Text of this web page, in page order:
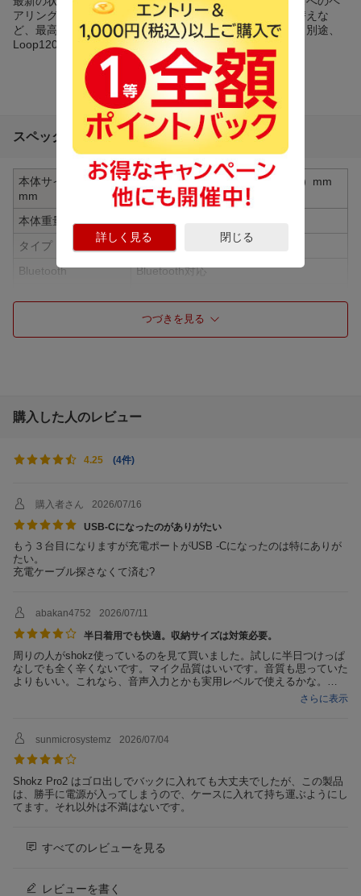
詳しく見る 閉じる
アリングや、プロンプト言語の変更、イコライザの切り替えな
ど、最高のパフォーマンスを発揮できるようにします。※別途、
Loop120(別売)が必要です。
スペック詳細
本体サイズ(H×W×D)
mm
約103（W）×146（H）×106（D）mm
(マイク使用時)
本体重量
約35g
タイプ
骨伝導型
Bluetooth
Bluetooth対応
ファイル
A2DP、AVRCP、HSP、HFP
充電端子
急速充電(mm分充電/
mm分再生)
5分充電/120分再生
感度
96 ± 3dB
再生周波数帯域
防水・防滴
防水対応
リモコン・マイク
マイク対応
付属品
OpenComm2 2025 Upgrade、キャリン
グケース、充電用ケーブル（USB-C to U
SB-C）、ユーザガイド類、保証書
つづきを見る
購入した人のレビュー
4.25 (4件)
購入者さん
2026/07/16
USB-Cになったのがありがたい
もう３台目になりますが充電ポートがUSB -Cになったのは特にありが
たい。
充電ケーブル探さなくて済む?
abakan4752
2026/07/11
半日着用でも快適。収納サイズは対策必要。
周りの人がshokz使っているのを見て買いました。試しに半日つけっぱ
なしでも全く辛くないです。マイク品質はいいです。音質も思っていた
よりもいい。これなら、音声入力とかも実用レベルで使えるかな。
モノ自体はいいのですが、収納ケースが大きすぎます。絶対に壊さな
い!!という意思は感じますが、自分の普段使っているガジェットポーチ
しょうがないので、適当なウレタン袋に入れて使っています。
さらに表示
sunmicrosystemz 2026/07/04
Shokz Pro2 はゴロ出しでバックに入れても大丈夫でしたが、この製品
は、勝手に電源が入ってしまうので、ケースに入れて持ち運ぶようにし
てます。それ以外は不満はないです。
すべてのレビューを見る
レビューを書く